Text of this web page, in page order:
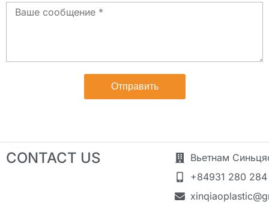
Сообщение
Отправить
CONTACT US
Вьетнам
+84931 280 284